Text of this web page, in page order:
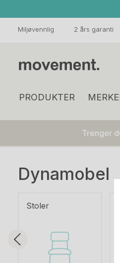
Miljøvennlig 2 års garanti
PRODUKTER
Trenger
Dynamobel
Stoler